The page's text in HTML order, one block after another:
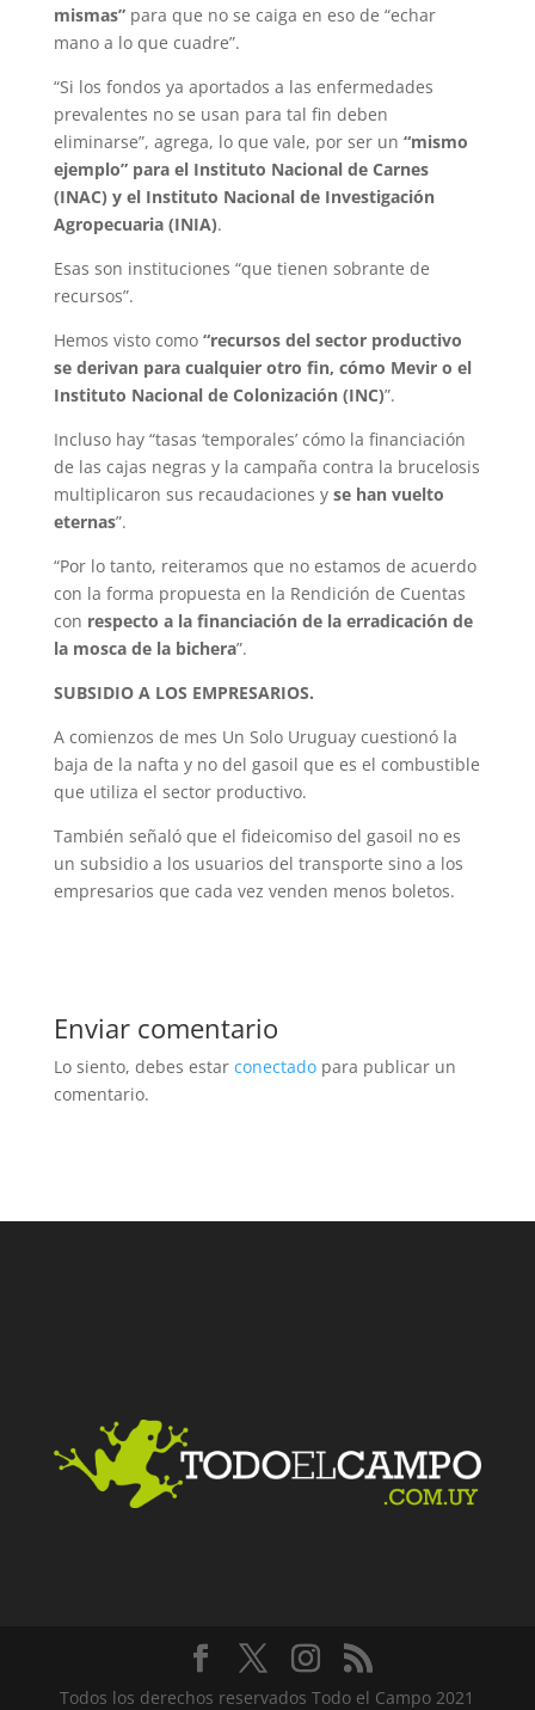
mismas”para que no se caiga en eso de “echar
mano a lo que cuadre”.
“Si los fondos ya aportados a las enfermedades
prevalentes no se usan para tal fin deben
eliminarse”, agrega, lo que vale, por ser un “mismo
ejemplo” para el Instituto Nacional de Carnes
(INAC) y el Instituto Nacional de Investigación
Agropecuaria (INIA).
Esas son instituciones “que tienen sobrante de
recursos”.
Hemos visto como “recursos del sector productivo
se derivan para cualquier otro fin, cómo Mevir o el
Instituto Nacional de Colonización (INC)”.
Incluso hay “tasas ‘temporales’ cómo la financiación
de las cajas negras y la campaña contra la brucelosis
multiplicaron sus recaudaciones y se han vuelto
eternas”.
“Por lo tanto, reiteramos que no estamos de acuerdo
con la forma propuesta en la Rendición de Cuentas
con respecto a la financiación de la erradicación de
la mosca de la bichera”.
SUBSIDIO A LOS EMPRESARIOS.
A comienzos de mes Un Solo Uruguay cuestionó la
baja de la nafta y no del gasoil que es el combustible
que utiliza el sector productivo.
También señaló que el fideicomiso del gasoil no es
un subsidio a los usuarios del transporte sino a los
empresarios que cada vez venden menos boletos.
Enviar comentario
Lo siento, debes estar conectadopara publicar un
comentario.
Todos los derechos reservados Todo el Campo 2021
Facebook